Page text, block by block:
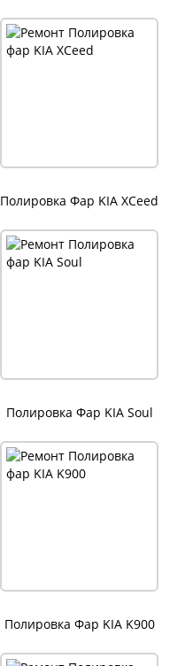
Полировка Фар KIA XCeed
Полировка Фар KIA Soul
Полировка Фар KIA K900